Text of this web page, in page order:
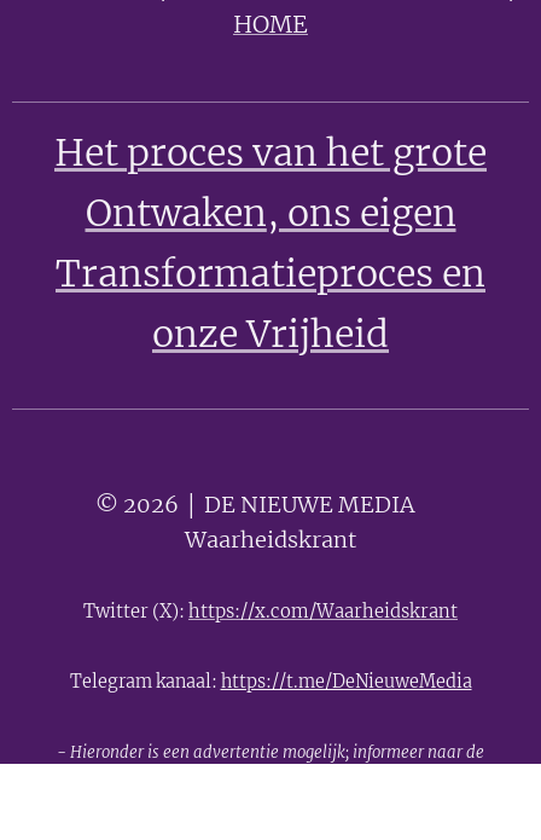
HOME
Het proces van het grote
Ontwaken, ons eigen
Transformatieproces en
onze Vrijheid
© 2026 │ DE NIEUWE MEDIA 🟣
Waarheidskrant
Twitter (X): https://x.com/Waarheidskrant
Telegram kanaal: https://t.me/DeNieuweMedia
- Hieronder is een advertentie mogelijk; informeer naar de